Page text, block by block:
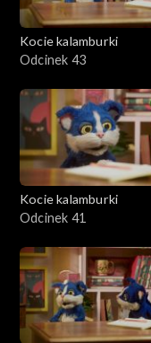
Kocie kalamburki
Odcinek 43
Kocie kalamburki
Odcinek 41